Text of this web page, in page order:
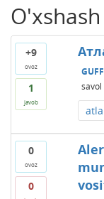
+9
ovoz
1
javob
0
ovoz
0